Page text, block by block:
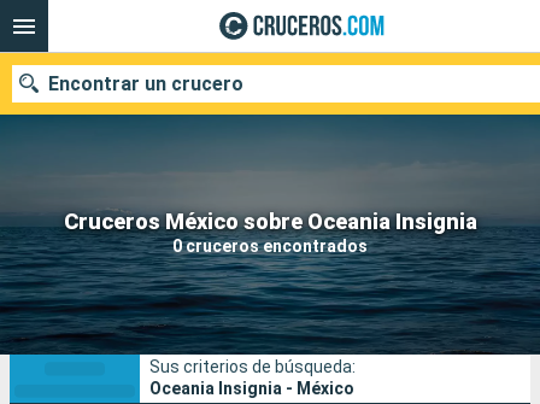
Cruceros México sobre Oceania Insignia
0 cruceros encontrados
Encontrar un crucero
Nuestros destinos
Fecha de salida
Puertos Compañías
Buscar
Sus criterios de búsqueda:
Oceania Insignia - México